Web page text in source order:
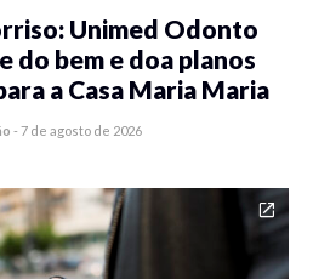
Unimed Odonto
do bem e doa planos
a Casa Maria Maria
- 7 de agosto de 2026